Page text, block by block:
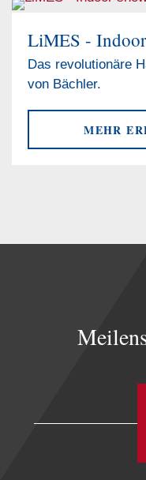
LiMES -
Das revolutionäre
von Bächler.
MEHR